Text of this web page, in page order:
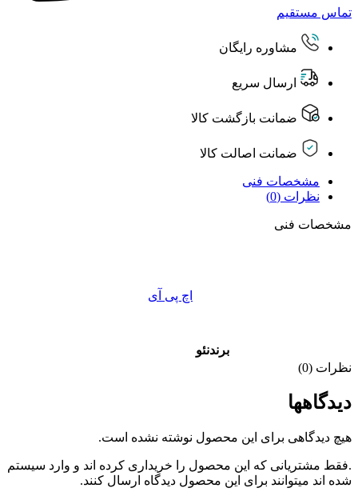
تماس مستقیم
مشاوره رایگان
ارسال سریع
ضمانت بازگشت کالا
ضمانت اصالت کالا
مشخصات فنی
نظرات (0)
مشخصات فنی
برندنئو
اچ پی آی
نظرات (0)
دیدگاهها
هیچ دیدگاهی برای این محصول نوشته نشده است.
.فقط مشتریانی که این محصول را خریداری کرده اند و وارد سیستم
شده اند میتوانند برای این محصول دیدگاه ارسال کنند.